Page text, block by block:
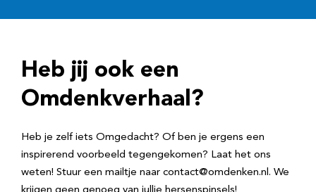
r
e
Heb jij ook een
Omdenkverhaal?
Heb je zelf iets Omgedacht? Of ben je ergens een
inspirerend voorbeeld tegengekomen? Laat het ons
weten! Stuur een mailtje naar contact@omdenken.nl. We